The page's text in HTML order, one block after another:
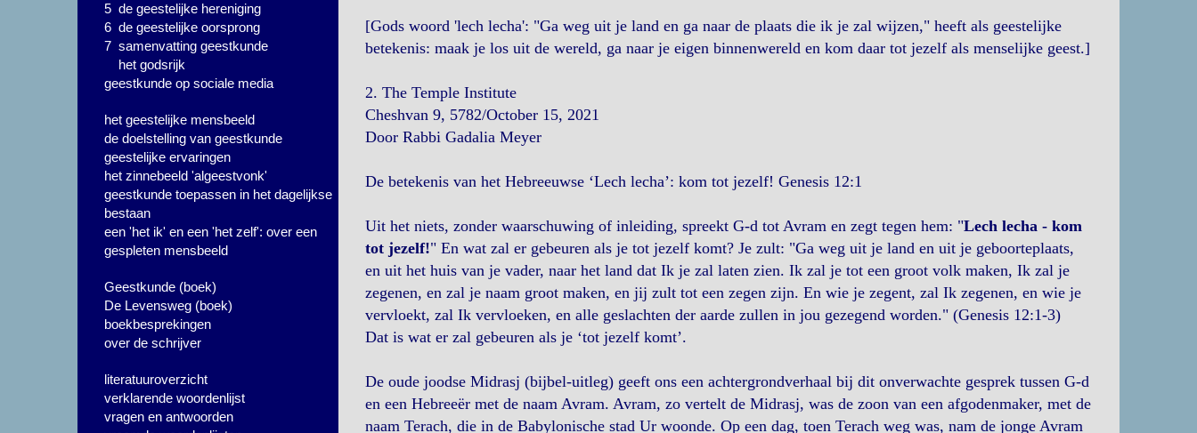
5 de geestelijke hereniging
6 de geestelijke oorsprong
7 samenvatting geestkunde
het godsrijk
geestkunde op sociale media
het geestelijke mensbeeld
de doelstelling van geestkunde
geestelijke ervaringen
het zinnebeeld 'algeestvonk'
geestkunde toepassen in het dagelijkse
bestaan
een 'het ik' en een 'het zelf': over een
gespleten mensbeeld
Geestkunde (boek)
De Levensweg (boek)
boekbesprekingen
over de schrijver
literatuuroverzicht
verklarende woordenlijst
vragen en antwoorden
[Gods woord 'lech lecha': "Ga weg uit je land en ga naar de plaats die ik je zal wijzen," heeft als geestelijke
betekenis: maak je los uit de wereld, ga naar je eigen binnenwereld en kom daar tot jezelf als menselijke geest.]
2. The Temple Institute
Cheshvan 9, 5782/October 15, 2021
Door Rabbi Gadalia Meyer
De betekenis van het Hebreeuwse ‘Lech lecha’: kom tot jezelf! Genesis 12:1
Uit het niets, zonder waarschuwing of inleiding, spreekt G-d tot Avram en zegt tegen hem: "Lech lecha - kom
tot jezelf!" En wat zal er gebeuren als je tot jezelf komt? Je zult: "Ga weg uit je land en uit je geboorteplaats,
en uit het huis van je vader, naar het land dat Ik je zal laten zien. Ik zal je tot een groot volk maken, Ik zal je
zegenen, en zal je naam groot maken, en jij zult tot een zegen zijn. En wie je zegent, zal Ik zegenen, en wie je
vervloekt, zal Ik vervloeken, en alle geslachten der aarde zullen in jou gezegend worden." (Genesis 12:1-3)
Dat is wat er zal gebeuren als je ‘tot jezelf komt’.
De oude joodse Midrasj (bijbel-uitleg) geeft ons een achtergrondverhaal bij dit onverwachte gesprek tussen G-d
en een Hebreeër met de naam Avram. Avram, zo vertelt de Midrasj, was de zoon van een afgodenmaker, met de
naam Terach, die in de Babylonische stad Ur woonde. Op een dag, toen Terach weg was, nam de jonge Avram